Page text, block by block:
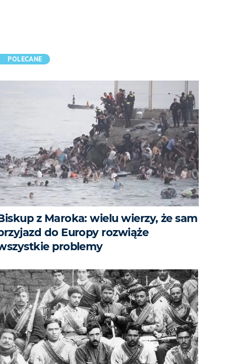
POLECANE
z Maroka: wielu wierzy, że sam
do Europy rozwiąże
problemy